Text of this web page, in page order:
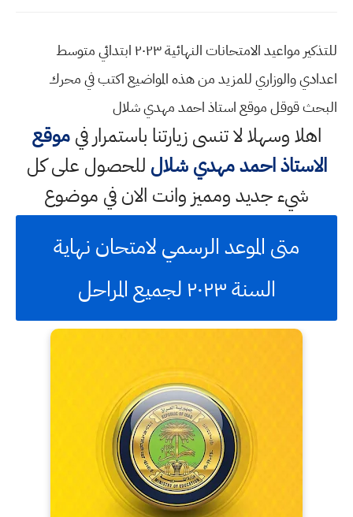
للتذكير مواعيد الامتحانات النهائية ٢٠٢٣ ابتدائي متوسط
اعدادي والوزاري للمزيد من هذه المواضيع اكتب في محرك
البحث قوقل موقع استاذ احمد مهدي شلال
اهلا وسهلالا تنسى زيارتنا باستمرار فيموقع
الاستاذ احمد مهدي شلال للحصول على كل
شيء جديد ومميز وانت الان في موضوع
متى الموعد الرسمي لامتحان نهاية
السنة ٢٠٢٣ لجميع المراحل